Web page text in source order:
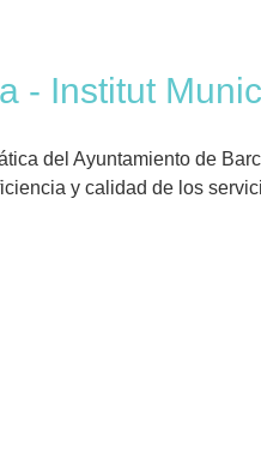
- Institut
del Ayuntamiento de
y calidad de los